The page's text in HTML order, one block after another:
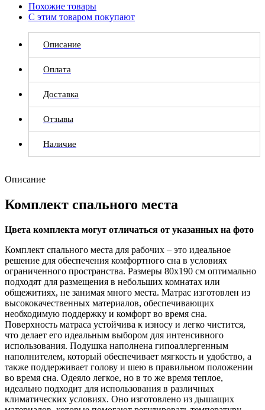
Похожие товары
С этим товаром покупают
Описание
Оплата
Доставка
Отзывы
Наличие
Описание
Комплект спального места
Цвета комплекта могут отличаться от указанных на фото
Комплект спального места для рабочих – это идеальное
решение для обеспечения комфортного сна в условиях
ограниченного пространства. Размеры 80х190 см оптимально
подходят для размещения в небольших комнатах или
общежитиях, не занимая много места. Матрас изготовлен из
высококачественных материалов, обеспечивающих
необходимую поддержку и комфорт во время сна.
Поверхность матраса устойчива к износу и легко чистится,
что делает его идеальным выбором для интенсивного
использования. Подушка наполнена гипоаллергенным
наполнителем, который обеспечивает мягкость и удобство, а
также поддерживает голову и шею в правильном положении
во время сна. Одеяло легкое, но в то же время теплое,
идеально подходит для использования в различных
климатических условиях. Оно изготовлено из дышащих